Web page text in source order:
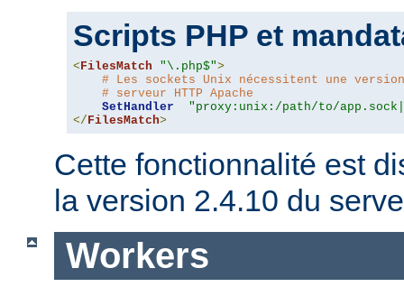
Scripts PHP et
<FilesMatch "\.php$">
# Les sockets Unix nécessitent une
# serveur HTTP Apache
SetHandler
"proxy:unix:/path/to/
</FilesMatch>
Cette fonctionnalité est
la version 2.4.10 du
Workers